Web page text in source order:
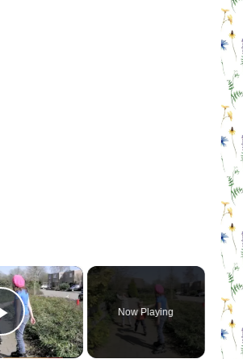
×
Play Video
Now Playing